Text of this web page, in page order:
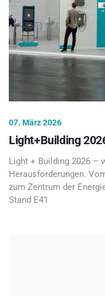
07. März 2026
Light+Building
Light + Building 2026 –
Herausforderungen.
zum Zentrum der
Stand E41